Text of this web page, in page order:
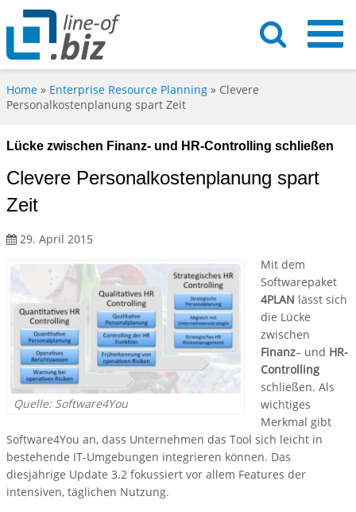
Home » Enterprise Resource Planning » Clevere
Personalkostenplanung spart Zeit
Lücke zwischen Finanz- und HR-Controlling schließen
Clevere Personalkostenplanung spart
Zeit
29. April 2015
Quelle: Software4You
Mit dem
Softwarepaket
4PLAN lässt sich
die Lücke
zwischen
Finanz– und HR-
Controlling
schließen. Als
wichtiges
Merkmal gibt
Software4You an, dass Unternehmen das Tool sich leicht in
bestehende IT-Umgebungen integrieren können. Das
diesjährige Update 3.2 fokussiert vor allem Features der
intensiven, täglichen Nutzung.